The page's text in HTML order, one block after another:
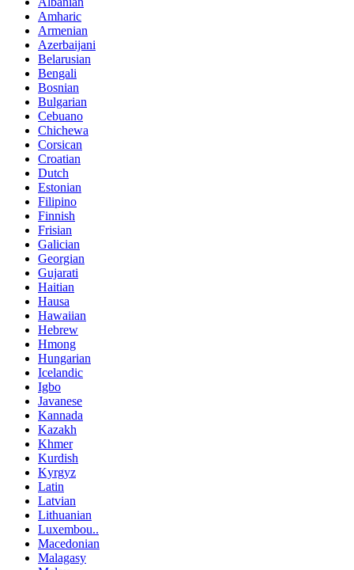
Amharic
Armenian
Azerbaijani
Belarusian
Bengali
Bosnian
Bulgarian
Cebuano
Chichewa
Corsican
Croatian
Dutch
Estonian
Filipino
Finnish
Frisian
Galician
Georgian
Gujarati
Haitian
Hausa
Hawaiian
Hebrew
Hmong
Hungarian
Icelandic
Igbo
Javanese
Kannada
Kazakh
Khmer
Kurdish
Kyrgyz
Latin
Latvian
Lithuanian
Luxembou..
Macedonian
Malagasy